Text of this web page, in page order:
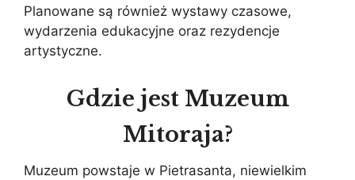
Planowane są również wystawy czasowe,
wydarzenia edukacyjne oraz rezydencje
artystyczne.
Gdzie jest Muzeum
Mitoraja?
Muzeum powstaje w Pietrasanta, niewielkim